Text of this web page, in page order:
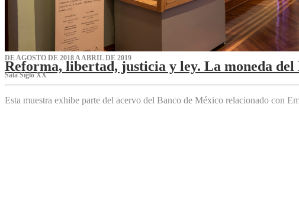
DE AGOSTO DE 2018 A ABRIL DE 2019
Reforma, libertad, justicia y ley. La moneda
Sala Siglo XX
Esta muestra exhibe parte del acervo del Banco de México relacionado con